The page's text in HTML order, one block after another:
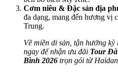
Cơm niêu & Đặc sản địa
đa dạng, mang đến hương vị
Trung.
Về miền di sản, tận hưởng
ngay để nhận ưu đãi Tour
Bình 2026 trọn gói từ